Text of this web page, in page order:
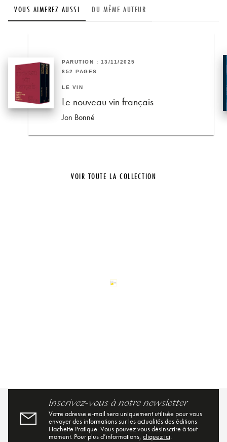
VOUS AIMEREZ AUSSI DU MÊME AUTEUR
PARUTION : 13/11/2025
852 PAGES
LE VIN
Le nouveau vin français
Jon Bonné
VOIR TOUTE LA COLLECTION
Inscrivez-vous à notre newsletter
Votre adresse e-mail sera uniquement utilisée pour vous
envoyer des informations sur les actualités des éditions
Hachette Pratique. Vous pouvez vous désinscrire à tout
moment. Pour plus d’informations, cliquez ici.